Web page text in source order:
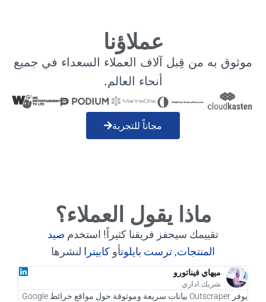
عملاؤنا
موثوق به من قِبل آلاف العملاء السعداء في جميع
أنحاء العالم.
مجاناً للتجربة
ماذا يقول العملاء؟
تقييمك سيحفز فريقنا كثيراً! استخدم صيد
المنتجات, ترست بايلوتأو كابيترا لنشرها
ميهاي فيناتورو
شريك اداري
يوفر Outscraper بيانات سريعة وموثوقة حول مواقع خرائط Google